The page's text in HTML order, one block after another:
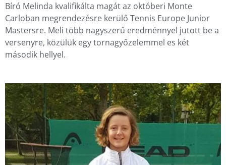
Bíró Melinda kvalifikálta magát az októberi Monte
Carloban megrendezésre kerülő Tennis Europe Junior
Mastersre. Meli több nagyszerű eredménnyel jutott be a
versenyre, közülük egy tornagyőzelemmel es két
második hellyel.